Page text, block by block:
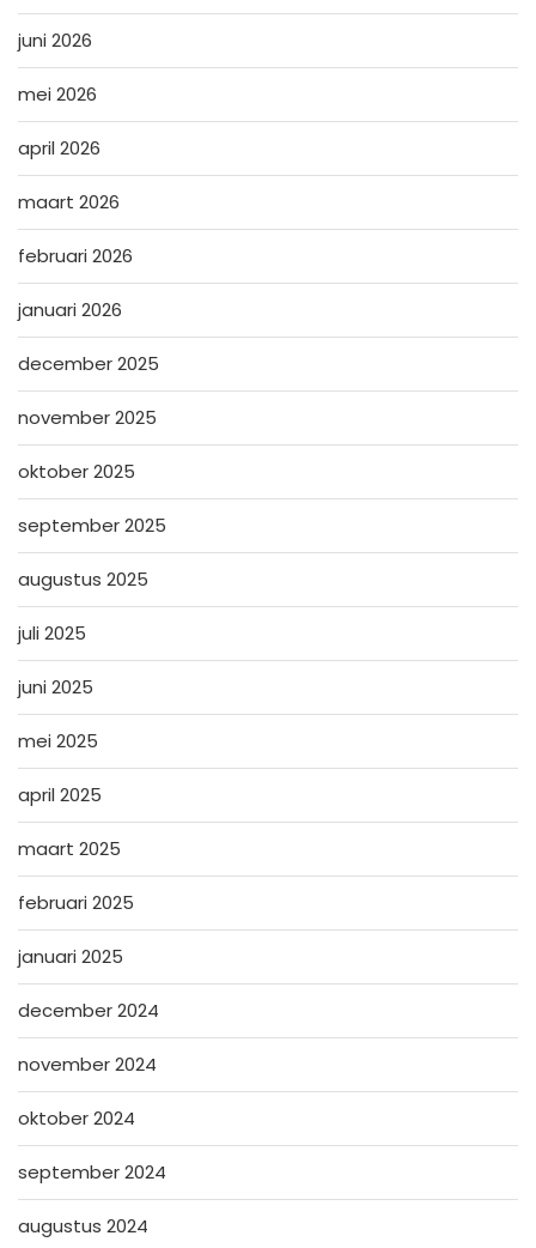
juni 2026
mei 2026
april 2026
maart 2026
februari 2026
januari 2026
december 2025
november 2025
oktober 2025
september 2025
augustus 2025
juli 2025
juni 2025
mei 2025
april 2025
maart 2025
februari 2025
januari 2025
december 2024
november 2024
oktober 2024
september 2024
augustus 2024